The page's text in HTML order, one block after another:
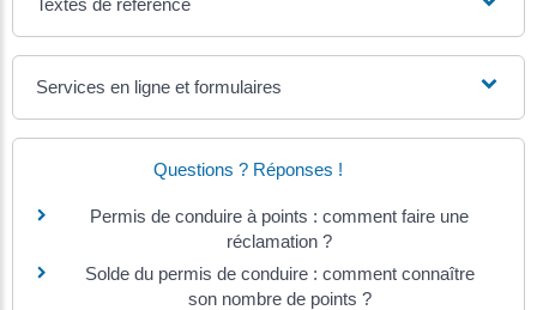
Services en ligne et formulaires
Questions ? Réponses !
Permis de conduire à points : comment faire une
réclamation ?
Solde du permis de conduire : comment connaître
son nombre de points ?